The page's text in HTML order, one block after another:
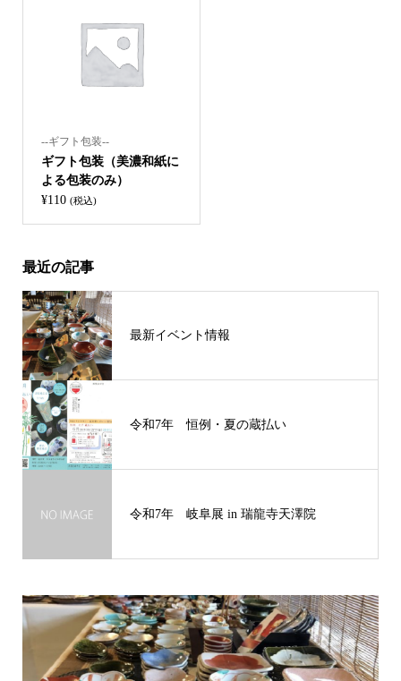
--ギフト包装--
ギフト包装（美濃和紙に
よる包装のみ）
¥110 (税込)
最近の記事
最新イベント情報
令和7年 恒例・夏の蔵払い
令和7年 岐阜展 in 瑞龍寺天澤院